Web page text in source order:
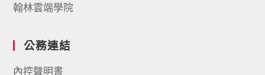
翰林雲端學院
公務連結
內控聲明書